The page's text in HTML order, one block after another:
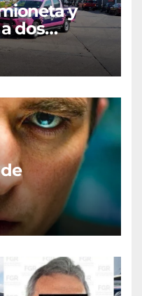
y
dos
en la
de